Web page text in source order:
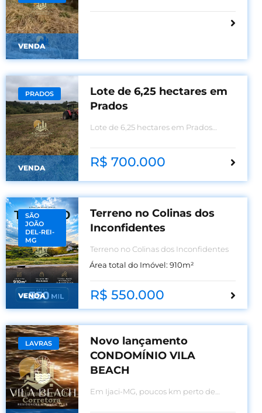
VENDA
PRADOS
VENDA
Lote de 6,25 hectares em
Prados
Lote de 6,25 hectares em Prados
R$ 700.000
SÃO
JOÃO
DEL-REI-
MG
VENDA
Terreno no Colinas dos
Inconfidentes
Terreno no Colinas dos Inconfidentes
Área total do Imóvel: 910m²
R$ 550.000
LAVRAS
Novo lançamento
CONDOMÍNIO VILA
BEACH
Em Ijaci-MG, poucos km perto de